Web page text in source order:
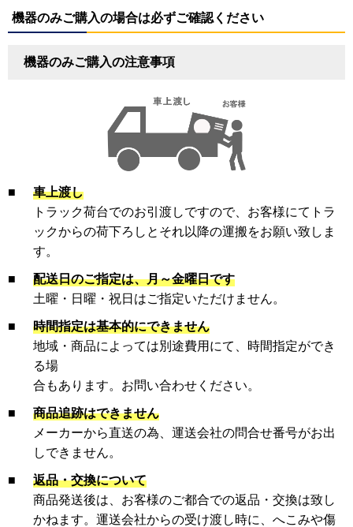
機器のみご購入の場合は必ずご確認ください
機器のみご購入の注意事項
■
車上渡し
トラック荷台でのお引渡しですので、お客様にてトラ
ックからの荷下ろしとそれ以降の運搬をお願い致しま
す。
■
配送日のご指定は、月～金曜日です
土曜・日曜・祝日はご指定いただけません。
■
時間指定は基本的にできません
地域・商品によっては別途費用にて、時間指定ができ
る場
合もあります。お問い合わせください。
■
商品追跡はできません
メーカーから直送の為、運送会社の問合せ番号がお出
しできません。
■
返品・交換について
商品発送後は、お客様のご都合での返品・交換は致し
かねます。運送会社からの受け渡し時に、へこみや傷